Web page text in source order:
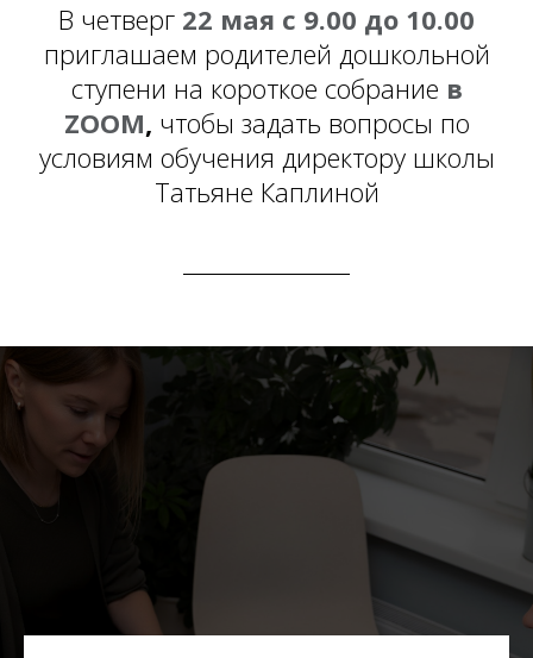
В четверг 22 мая с 9.00 до 10.00
приглашаем родителей дошкольной
ступени на короткое собрание в
ZOOM, чтобы задать вопросы по
условиям обучения директору школы
Татьяне Каплиной